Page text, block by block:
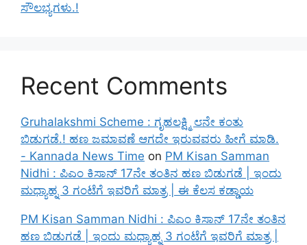
ಸೌಲಭ್ಯಗಳು.!
Recent Comments
Gruhalakshmi Scheme : ಗೃಹಲಕ್ಷ್ಮಿ ೮ನೇ ಕಂತು
ಬಿಡುಗಡೆ.! ಹಣ ಜಮಾವಣೆ ಆಗದೇ ಇರುವವರು ಹೀಗೆ ಮಾಡಿ.
- Kannada News Time on PM Kisan Samman
Nidhi : ಪಿಎಂ ಕಿಸಾನ್ 17ನೇ ತಂತಿನ ಹಣ ಬಿಡುಗಡೆ | ಇಂದು
ಮಧ್ಯಾಹ್ನ 3 ಗಂಟೆಗೆ ಇವರಿಗೆ ಮಾತ್ರ | ಈ ಕೆಲಸ ಕಡ್ಡಾಯ
PM Kisan Samman Nidhi : ಪಿಎಂ ಕಿಸಾನ್ 17ನೇ ತಂತಿನ
ಹಣ ಬಿಡುಗಡೆ | ಇಂದು ಮಧ್ಯಾಹ್ನ 3 ಗಂಟೆಗೆ ಇವರಿಗೆ ಮಾತ್ರ |